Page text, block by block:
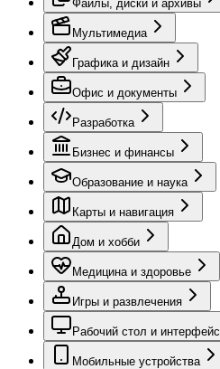
Файлы, диски и архивы
Мультимедиа
Графика и дизайн
Офис и документы
Разработка
Бизнес и финансы
Образование и наука
Карты и навигация
Дом и хобби
Медицина и здоровье
Игры и развлечения
Рабочий стол и интерфейс
Мобильные устройства